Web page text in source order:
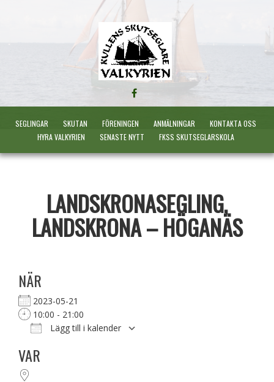
FÖLJ
OSS
PÅ
FACEBOOK
SEGLINGAR SKUTAN FÖRENINGEN ANMÄLNINGAR
KONTAKTA OSS
HYRA VALKYRIEN
SENASTE NYTT FKSS SKUTSEGLARSKOLA
LANDSKRONASEGLING,
LANDSKRONA – HÖGANÄS
NÄR
2023-05-21
10:00 - 21:00
Lägg till i kalender
VAR